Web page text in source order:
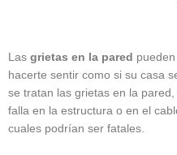
Las grietas en la pared
hacerte sentir como si su casa
se tratan las grietas en la
falla en la estructura o en el
cuales podrían ser fatales.